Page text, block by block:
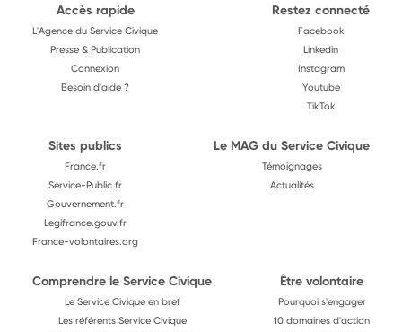
Accès rapide
L'Agence du Service Civique
Presse & Publication
Connexion
Besoin d'aide ?
Restez connecté
Facebook
Linkedin
Instagram
Youtube
TikTok
Sites publics
France.fr
Service-Public.fr
Gouvernement.fr
Legifrance.gouv.fr
France-volontaires.org
Le MAG du Service Civique
Témoignages
Actualités
Comprendre le Service Civique
Le Service Civique en bref
Les référents Service Civique
Être volontaire
Pourquoi s'engager
10 domaines d'action